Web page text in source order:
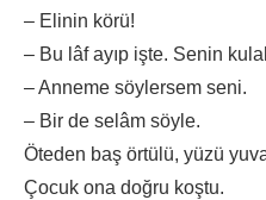
– Elinin körü!
– Bu lâf ayıp işte. Senin
– Anneme söylersem seni.
– Bir de selâm söyle.
Öteden baş örtülü, yüzü
Çocuk ona doğru koştu.